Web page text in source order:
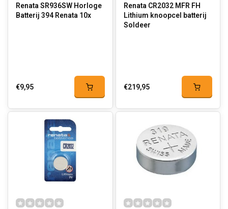
Renata SR936SW Horloge
Batterij 394 Renata 10x
€9,95
Renata CR2032 MFR FH
Lithium knoopcel batterij
Soldeer
€219,95